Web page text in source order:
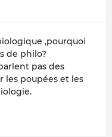
,pourquoi
de philo?
pas des
les poupées et les